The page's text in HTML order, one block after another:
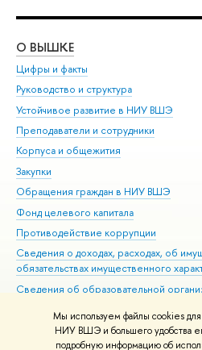
Мы используем файлы cookies для
НИУ ВШЭ и большего удобства
подробную информацию об
О ВЫШКЕ
Цифры и факты
Руководство и структура
Устойчивое развитие в НИУ ВШЭ
Преподаватели и сотрудники
Корпуса и общежития
Закупки
Обращения граждан в НИУ ВШЭ
Фонд целевого капитала
Противодействие коррупции
Сведения о доходах, расходах, об
обязательствах имущественного
Сведения об образовательной
Людям с ограниченными
Единая платежная страница